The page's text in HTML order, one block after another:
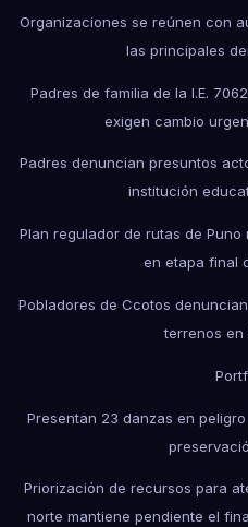
Organizaciones se reúnen con
las principales
Padres de familia de la I.E.
exigen cambio
Padres denuncian presuntos
institución
Plan regulador de rutas de
en etapa final
Pobladores de Ccotos
terrenos en
Presentan 23 danzas en
Priorización de recursos para
norte mantiene pendiente el